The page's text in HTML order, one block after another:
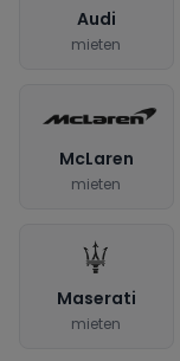
Audi
mieten
McLaren
mieten
Maserati
mieten